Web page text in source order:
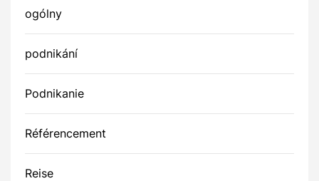
ogólny
podnikání
Podnikanie
Référencement
Reise